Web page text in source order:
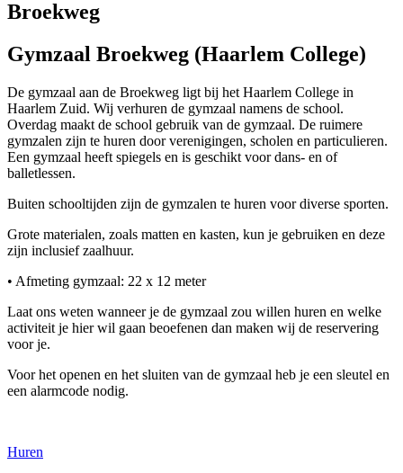
Broekweg
Gymzaal Broekweg (Haarlem College)
De gymzaal aan de Broekweg ligt bij het Haarlem College in
Haarlem Zuid. Wij verhuren de gymzaal namens de school.
Overdag maakt de school gebruik van de gymzaal. De ruimere
gymzalen zijn te huren door verenigingen, scholen en particulieren.
Een gymzaal heeft spiegels en is geschikt voor dans- en of
balletlessen.
Buiten schooltijden zijn de gymzalen te huren voor diverse sporten.
Grote materialen, zoals matten en kasten, kun je gebruiken en deze
zijn inclusief zaalhuur.
• Afmeting gymzaal: 22 x 12 meter
Laat ons weten wanneer je de gymzaal zou willen huren en welke
activiteit je hier wil gaan beoefenen dan maken wij de reservering
voor je.
Voor het openen en het sluiten van de gymzaal heb je een sleutel en
een alarmcode nodig.
Huren